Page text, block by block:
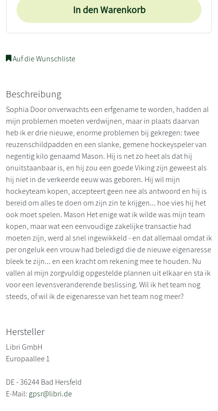
In den Warenkorb
Auf die Wunschliste
Beschreibung
Sophia Door onverwachts een erfgename te worden, hadden al
mijn problemen moeten verdwijnen, maar in plaats daarvan
heb ik er drie nieuwe, enorme problemen bij gekregen: twee
reuzenschildpadden en een slanke, gemene hockeyspeler van
negentig kilo genaamd Mason. Hij is net zo heet als dat hij
onuitstaanbaar is, en hij zou een goede Viking zijn geweest als
hij niet in de verkeerde eeuw was geboren. Hij wil mijn
hockeyteam kopen, accepteert geen nee als antwoord en hij is
bereid om alles te doen om zijn zin te krijgen... hoe vies hij het
ook moet spelen. Mason Het enige wat ik wilde was mijn team
kopen, maar wat een eenvoudige zakelijke transactie had
moeten zijn, werd al snel ingewikkeld - en dat allemaal omdat ik
per ongeluk een vrouw had beledigd die de nieuwe eigenaresse
bleek te zijn... en een kracht om rekening mee te houden. Nu
vallen al mijn zorgvuldig opgestelde plannen uit elkaar en sta ik
voor een levensveranderende beslissing. Wil ik het team nog
steeds, of wil ik de eigenaresse van het team nog meer?
Hersteller
Libri GmbH
Europaallee 1
DE - 36244 Bad Hersfeld
E-Mail: gpsr@libri.de